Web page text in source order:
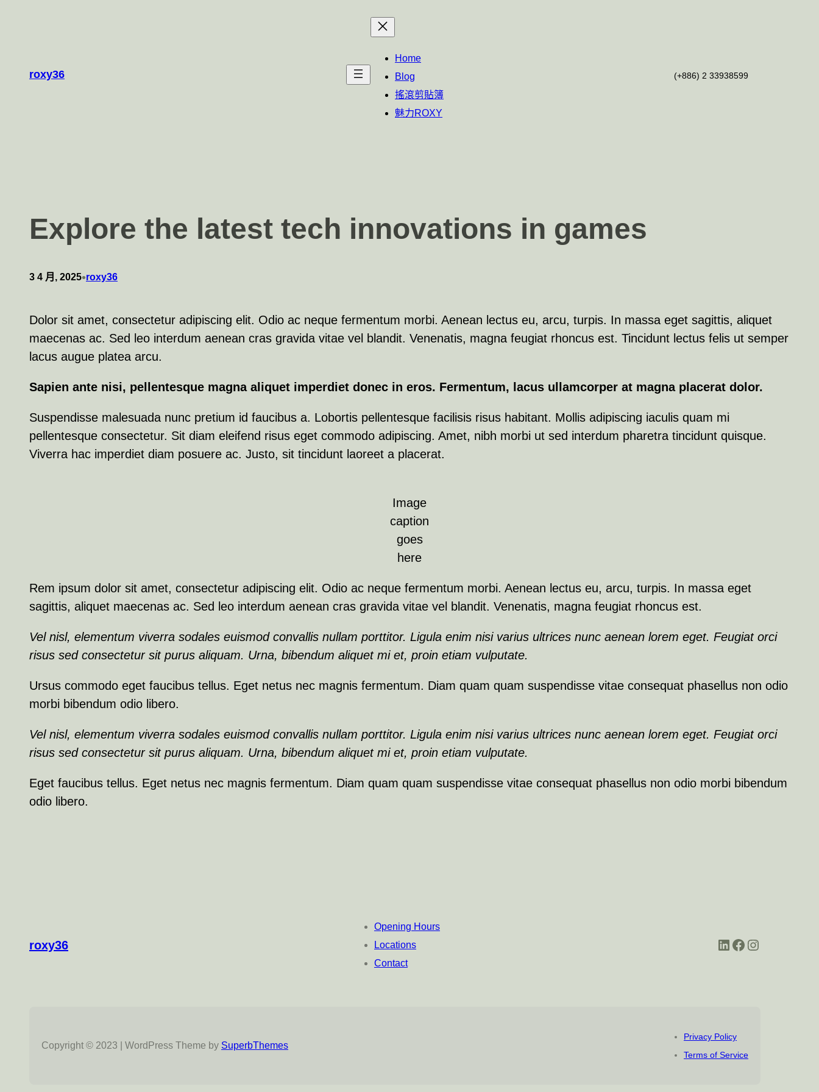
roxy36
Home
Blog
搖滾剪貼簿
魅力ROXY
(+886) 2 33938599
Explore the latest tech innovations in games
3 4 月, 2025•roxy36
Dolor sit amet, consectetur adipiscing elit. Odio ac neque fermentum morbi. Aenean lectus eu, arcu, turpis. In massa eget sagittis, aliquet
maecenas ac. Sed leo interdum aenean cras gravida vitae vel blandit. Venenatis, magna feugiat rhoncus est. Tincidunt lectus felis ut semper
lacus augue platea arcu.
Sapien ante nisi, pellentesque magna aliquet imperdiet donec in eros. Fermentum, lacus ullamcorper at magna placerat dolor.
Suspendisse malesuada nunc pretium id faucibus a. Lobortis pellentesque facilisis risus habitant. Mollis adipiscing iaculis quam mi
pellentesque consectetur. Sit diam eleifend risus eget commodo adipiscing. Amet, nibh morbi ut sed interdum pharetra tincidunt quisque.
Viverra hac imperdiet diam posuere ac. Justo, sit tincidunt laoreet a placerat.
Image
caption
goes
here
Rem ipsum dolor sit amet, consectetur adipiscing elit. Odio ac neque fermentum morbi. Aenean lectus eu, arcu, turpis. In massa eget
sagittis, aliquet maecenas ac. Sed leo interdum aenean cras gravida vitae vel blandit. Venenatis, magna feugiat rhoncus est.
Vel nisl, elementum viverra sodales euismod convallis nullam porttitor. Ligula enim nisi varius ultrices nunc aenean lorem eget. Feugiat orci
risus sed consectetur sit purus aliquam. Urna, bibendum aliquet mi et, proin etiam vulputate.
Ursus commodo eget faucibus tellus. Eget netus nec magnis fermentum. Diam quam quam suspendisse vitae consequat phasellus non odio
morbi bibendum odio libero.
Vel nisl, elementum viverra sodales euismod convallis nullam porttitor. Ligula enim nisi varius ultrices nunc aenean lorem eget. Feugiat orci
risus sed consectetur sit purus aliquam. Urna, bibendum aliquet mi et, proin etiam vulputate.
Eget faucibus tellus. Eget netus nec magnis fermentum. Diam quam quam suspendisse vitae consequat phasellus non odio morbi bibendum
odio libero.
roxy36
Opening Hours
Locations
Contact
LinkedIn
Facebook
Instagram
Copyright © 2023 | WordPress Theme by SuperbThemes
Privacy Policy
Terms of Service